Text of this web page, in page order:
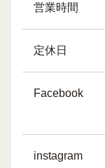
営業時間
定休日
Facebook
instagram